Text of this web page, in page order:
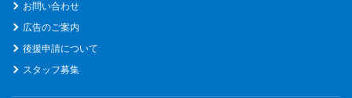
お問い合わせ
広告のご案内
後援申請について
スタッフ募集